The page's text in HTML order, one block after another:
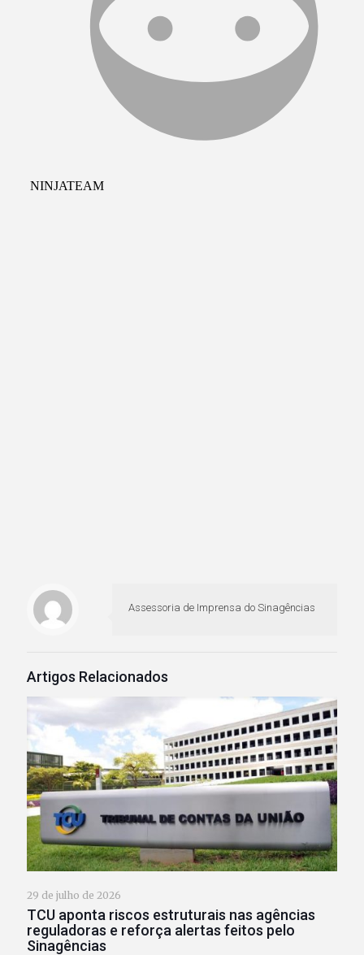
Assessoria de Imprensa do Sinagências
Artigos Relacionados
29 de julho de 2026
TCU aponta riscos estruturais nas agências
reguladoras e reforça alertas feitos pelo
Sinagências